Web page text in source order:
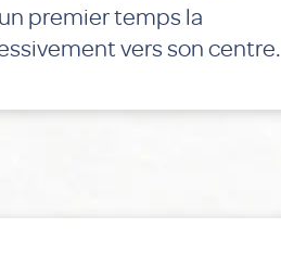
premier temps la
vers son centre.